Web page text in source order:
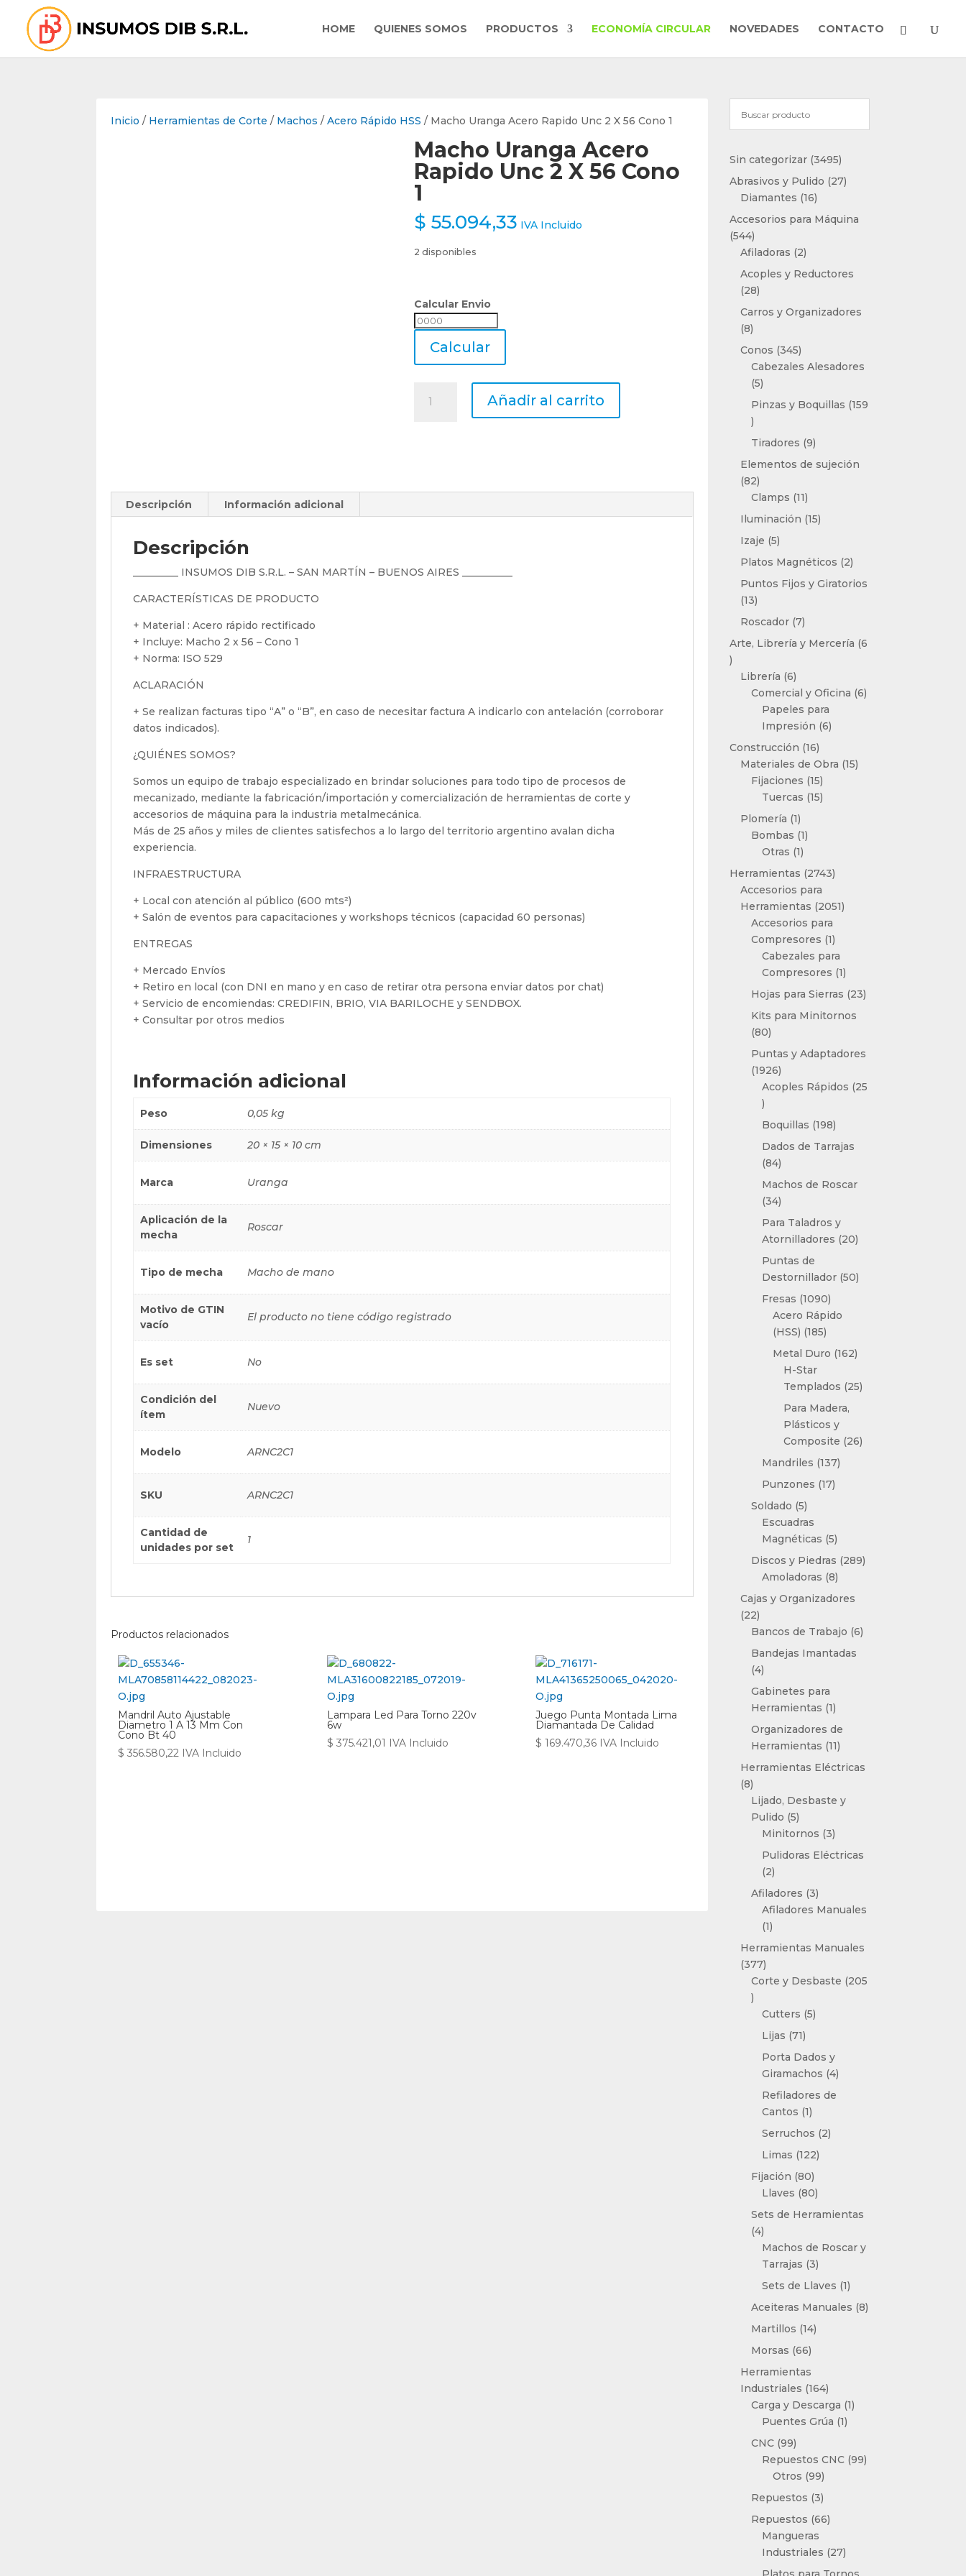
HOME QUIENES SOMOS PRODUCTOS ECONOMÍA CIRCULAR NOVEDADES CONTACTO
Inicio / Herramientas de Corte / Machos /Acero Rápido HSS / Macho Uranga Acero Rapido Unc 2 X 56 Cono 1
Macho Uranga Acero
Rapido Unc 2 X 56 Cono
1
$ 55.094,33 IVA Incluido
2 disponibles
Calcular Envio
Calcular
Calcular
Uranga
X
Añadir al carrito
Descripción Información adicional
Descripción
_________ INSUMOS DIB S.R.L. – SAN MARTÍN – BUENOS AIRES __________
CARACTERÍSTICAS DE PRODUCTO
+ Material : Acero rápido rectificado
+ Incluye: Macho 2 x 56 – Cono 1
+ Norma: ISO 529
ACLARACIÓN
+ Se realizan facturas tipo “A” o “B”, en caso de necesitar factura A indicarlo con antelación (corroborar
datos indicados).
¿QUIÉNES SOMOS?
Somos un equipo de trabajo especializado en brindar soluciones para todo tipo de procesos de
mecanizado, mediante la fabricación/importación y comercialización de herramientas de corte y
accesorios de máquina para la industria metalmecánica.
Más de 25 años y miles de clientes satisfechos a lo largo del territorio argentino avalan dicha
experiencia.
INFRAESTRUCTURA
+ Local con atención al público (600 mts²)
+ Salón de eventos para capacitaciones y workshops técnicos (capacidad 60 personas)
ENTREGAS
+ Mercado Envíos
+ Retiro en local (con DNI en mano y en caso de retirar otra persona enviar datos por chat)
+ Servicio de encomiendas: CREDIFIN, BRIO, VIA BARILOCHE y SENDBOX.
+ Consultar por otros medios
Información adicional
Peso 0,05 kg
Dimensiones 20 × 15 × 10 cm
Marca Uranga
Aplicación de la
mecha
Roscar
Tipo de mecha Macho de mano
Motivo de GTIN
vacío
El producto no tiene código registrado
Es set No
Condición del
ítem
Nuevo
Modelo ARNC2C1
SKU ARNC2C1
Cantidad de
unidades por set
1
Productos relacionados
Mandril Auto Ajustable
Diametro 1 A 13 Mm Con
Cono Bt 40
$ 356.580,22 IVA Incluido
Lampara Led Para Torno 220v
6w
$ 375.421,01 IVA Incluido
Juego Punta Montada Lima
Diamantada De Calidad
$ 169.470,36 IVA Incluido
Sin categorizar 34953495
productos
Abrasivos y Pulido 2727
Diamantes 1616
productos
Accesorios para Máquina
544544
productos
Afiladoras 22
productos
Acoples y Reductores
2828
productos
Carros y Organizadores
88
productos
Conos 345345
productos
Cabezales Alesadores
55
productos
Pinzas y Boquillas 159
159
productos
Tiradores 99
productos
Elementos de sujeción
8282
productos
Clamps 1111
productos
Iluminación 1515
Izaje 55
productos
Platos Magnéticos 22
productos
Puntos Fijos y Giratorios
1313
productos
Roscador 77
productos
Arte, Librería y Mercería 6
6
productos
Librería 66
productos
Comercial y Oficina 66
Papeles para
Impresión 66
Construcción 1616
productos
Materiales de Obra 1515
Fijaciones 1515
productos
Tuercas 1515
Plomería 11
producto
Bombas 11
Otras 11
producto
Herramientas 27432743
Accesorios para
Herramientas
20512051
Accesorios para
Compresores 11
producto
Cabezales para
Compresores 11
producto
Hojas para Sierras 2323
Kits para Minitornos
8080
productos
Puntas y Adaptadores
19261926
productos
Acoples Rápidos
25
25
productos
Boquillas 198198
productos
Dados de Tarrajas
8484
productos
Machos de Roscar
3434
productos
Para Taladros y
Atornilladores
2020
Puntas de
Destornillador 5050
Fresas 10901090
productos
Acero Rápido
(HSS) 185185
productos
Metal Duro 162162
H-Star
Templados
2525
Para Madera,
Plásticos y
Composite
2626
Mandriles 137137
Punzones 1717
Soldado 55
productos
Escuadras
Magnéticas 55
productos
Discos y Piedras 289289
Amoladoras 88
Cajas y Organizadores
2222
productos
Bancos de Trabajo 66
Bandejas Imantadas
44
productos
Gabinetes para
Herramientas 11
producto
Organizadores de
Herramientas 1111
productos
Herramientas Eléctricas
88
productos
Lijado, Desbaste y
Pulido 55
productos
Minitornos 33
productos
Pulidoras Eléctricas
22
productos
Afiladores 33
productos
Afiladores Manuales
11
producto
Herramientas Manuales
377377
productos
Corte y Desbaste
205
205
productos
Cutters 55
Lijas 7171
productos
Porta Dados y
Giramachos 44
Refiladores de
Cantos 11
producto
Serruchos 22
Limas 122122
Fijación 8080
productos
Llaves 8080
productos
Sets de Herramientas
44
productos
Machos de Roscar y
Tarrajas 33
productos
Sets de Llaves 11
producto
Aceiteras Manuales 88
Martillos 1414
Morsas 6666
Herramientas
Industriales 164164
productos
Carga y Descarga 11
Puentes Grúa 11
CNC 9999
productos
Repuestos CNC 9999
Otros 9999
productos
Repuestos 33
productos
Repuestos 6666
Mangueras
Industriales
2727